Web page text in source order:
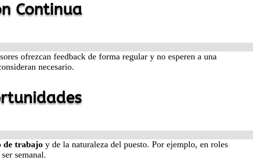
Continua
ofrezcan feedback de forma regular y no esperen a una
necesario.
de trabajo y de la naturaleza del puesto. Por ejemplo, en roles
semanal.